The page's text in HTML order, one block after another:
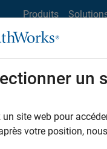
Produits
Related
un
un site web pour
votre position,